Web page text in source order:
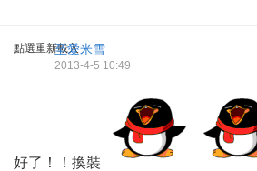
點選重新載入至愛米雪
2013-4-5 10:49
好了！！換裝